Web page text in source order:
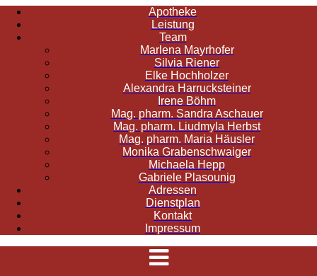
Apotheke
Leistung
Team
Marlena Mayrhofer
Silvia Riener
Elke Hochholzer
Alexandra Harrucksteiner
Irene Böhm
Mag. pharm. Sandra Aschauer
Mag. pharm. Liudmyla Herbst
Mag. pharm. Maria Häusler
Monika Grabenschwaiger
Michaela Hepp
Gabriele Plasounig
Adressen
Dienstplan
Kontakt
Impressum